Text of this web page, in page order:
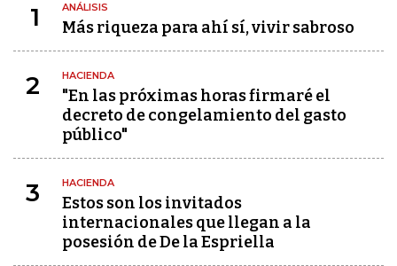
1 ANÁLISIS
Más riqueza para ahí sí, vivir sabroso
2 HACIENDA
"En las próximas horas firmaré el
decreto de congelamiento del gasto
público"
3 HACIENDA
Estos son los invitados
internacionales que llegan a la
posesión de De la Espriella